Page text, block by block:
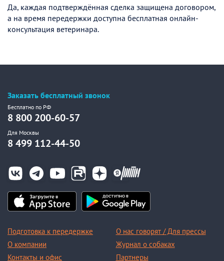
Да, каждая подтверждённая сделка защищена договором,
а на время передержки доступна бесплатная онлайн-
консультация ветеринара.
Заказать бесплатный звонок
Бесплатно по РФ
8 800 200-60-57
Для Москвы
8 499 112-44-50
Подготовка к передержке
О компании
Контакты и офис
О нас говорят / Для прессы
Журнал о собаках
Партнеры